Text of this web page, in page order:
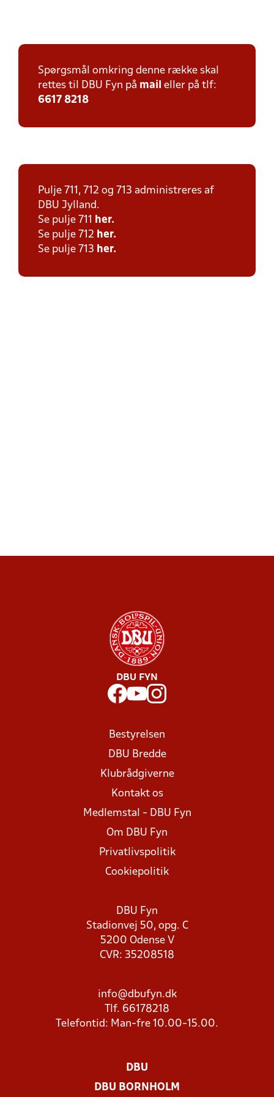
Spørgsmål omkring denne række skal
rettes til DBU Fyn på mail eller på tlf:
6617 8218
Pulje 711, 712 og 713 administreres af
DBU Jylland.
Se pulje 711
her.
Se pulje 712 her.
Se pulje 713 her.
DBU FYN
Bestyrelsen
DBU Bredde
Klubrådgiverne
Kontakt os
Medlemstal - DBU Fyn
Om DBU Fyn
Privatlivspolitik
Cookiepolitik
DBU Fyn
Stadionvej 50, opg. C
5200 Odense V
CVR: 35208518
info@dbufyn.dk
Tlf. 66178218
Telefontid: Man-fre 10.00-15.00.
DBU
DBU BORNHOLM